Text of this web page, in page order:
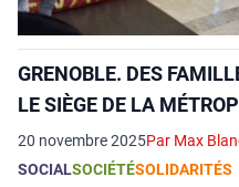
GRENOBLE. DES
LE SIÈGE DE LA
20 novembre 2025Par Max
SOCIALSOCIÉTÉSOLIDARITÉS